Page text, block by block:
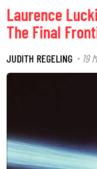
Laurence
The Final
JUDITH REGELING · 19